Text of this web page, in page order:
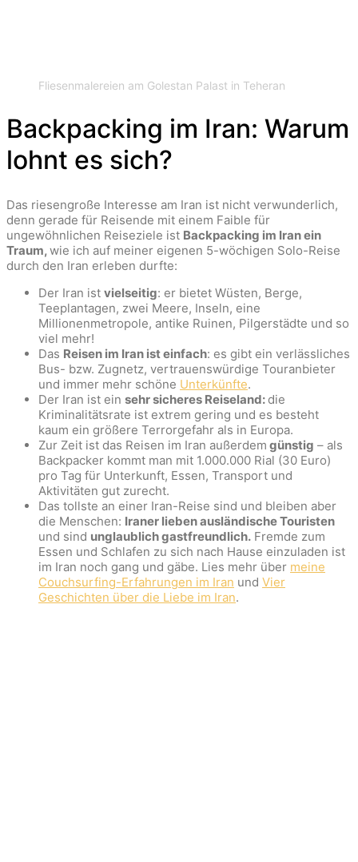
Fliesenmalereien am Golestan Palast in Teheran
Backpacking im Iran: Warum
lohnt es sich?
Das riesengroße Interesse am Iran ist nicht verwunderlich,
denn gerade für Reisende mit einem Faible für
ungewöhnlichen Reiseziele ist Backpacking im Iran ein
Traum, wie ich auf meiner eigenen 5-wöchigen Solo-Reise
durch den Iran erleben durfte:
Der Iran ist vielseitig: er bietet Wüsten, Berge,
Teeplantagen, zwei Meere, Inseln, eine
Millionenmetropole, antike Ruinen, Pilgerstädte und so
viel mehr!
Das Reisen im Iran ist einfach: es gibt ein verlässliches
Bus- bzw. Zugnetz, vertrauenswürdige Touranbieter
und immer mehr schöne Unterkünfte.
Der Iran ist ein sehr sicheres Reiseland: die
Kriminalitätsrate ist extrem gering und es besteht
kaum ein größere Terrorgefahr als in Europa.
Zur Zeit ist das Reisen im Iran außerdem günstig – als
Backpacker kommt man mit 1.000.000 Rial (30 Euro)
pro Tag für Unterkunft, Essen, Transport und
Aktivitäten gut zurecht.
Das tollste an einer Iran-Reise sind und bleiben aber
die Menschen: Iraner lieben ausländische Touristen
und sind unglaublich gastfreundlich. Fremde zum
Essen und Schlafen zu sich nach Hause einzuladen ist
im Iran noch gang und gäbe. Lies mehr über meine
Couchsurfing-Erfahrungen im Iran und Vier
Geschichten über die Liebe im Iran.